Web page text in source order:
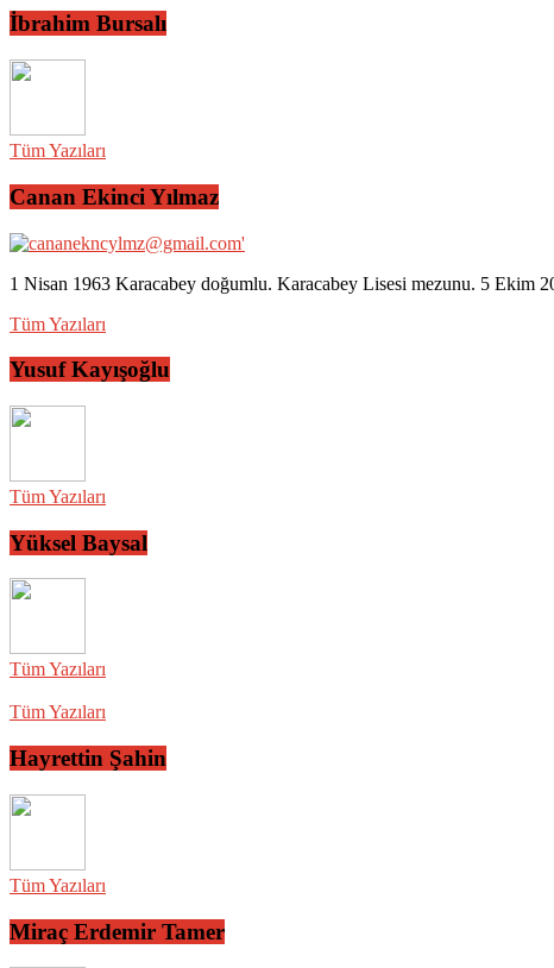
İbrahim Bursalı
Tüm Yazıları
Canan Ekinci Yılmaz
1 Nisan 1963 Karacabey doğumlu. Karacabey Lisesi mezunu. 5 Ekim
Tüm Yazıları
Yusuf Kayışoğlu
Tüm Yazıları
Yüksel Baysal
Tüm Yazıları
Tüm Yazıları
Hayrettin Şahin
Tüm Yazıları
Miraç Erdemir Tamer